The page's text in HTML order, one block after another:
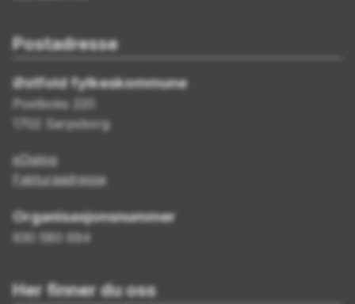
Postadresse
Østfold fylkeskommune
Postboks 220
1702 Sarpsborg
eDialog
Fakturaadresse
Organisasjonsnummer
930 580 694
Her finner du oss